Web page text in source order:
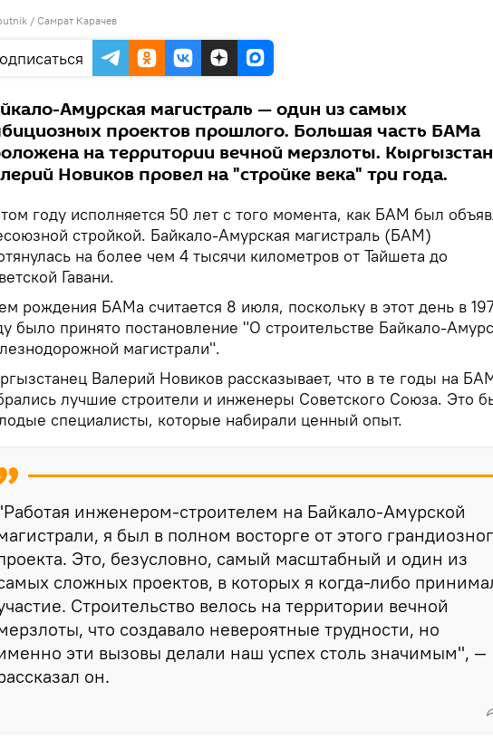
/ Самрат Карачев
Амурская магистраль — один из самых
проектов прошлого. Большая часть БАМа
на территории вечной мерзлоты.
Новиков провел на "стройке века" три года.
году исполняется 50 лет с того момента, как БАМ был
стройкой. Байкало-Амурская магистраль (БАМ)
на более чем 4 тысячи километров от Тайшета до
Гавани.
рождения БАМа считается 8 июля, поскольку в этот день в
было принято постановление "О строительстве Байкало-
магистрали".
Валерий Новиков рассказывает, что в те годы на
лучшие строители и инженеры Советского Союза. Это
специалисты, которые набирали ценный опыт.
инженером-строителем на Байкало-Амурской
я был в полном восторге от этого
Это, безусловно, самый масштабный и один из
сложных проектов, в которых я когда-либо
Строительство велось на территории вечной
что создавало невероятные трудности, но
эти вызовы делали наш успех столь значимым", —
он.